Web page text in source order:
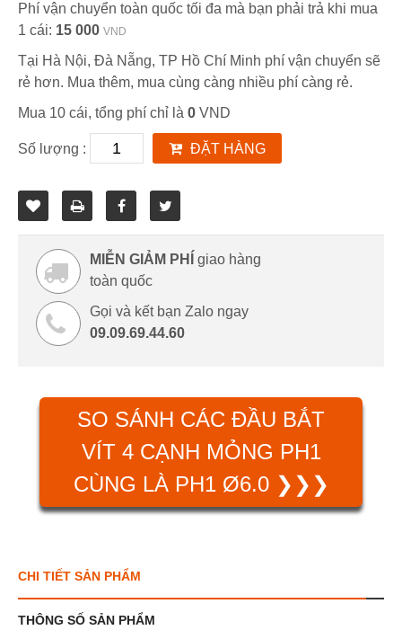
Phí vận chuyển toàn quốc tối đa mà bạn phải trả khi mua
1 cái: 15 000 VND
Tại Hà Nội, Đà Nẵng, TP Hồ Chí Minh phí vận chuyển sẽ
rẻ hơn. Mua thêm, mua cùng càng nhiều phí càng rẻ.
Mua 10 cái, tổng phí chỉ là 0 VND
Số lượng : ĐẶT HÀNG
MIỄN GIẢM PHÍ
giao hàng
toàn quốc
Gọi và kết bạn Zalo ngay
09.09.69.44.60
SO SÁNH CÁC ĐẦU BẮT
VÍT 4 CẠNH MỎNG PH1
CÙNG LÀ PH1 Ø6.0 ❯❯❯
CHI TIẾT SẢN PHẨM
THÔNG SỐ SẢN PHẨM